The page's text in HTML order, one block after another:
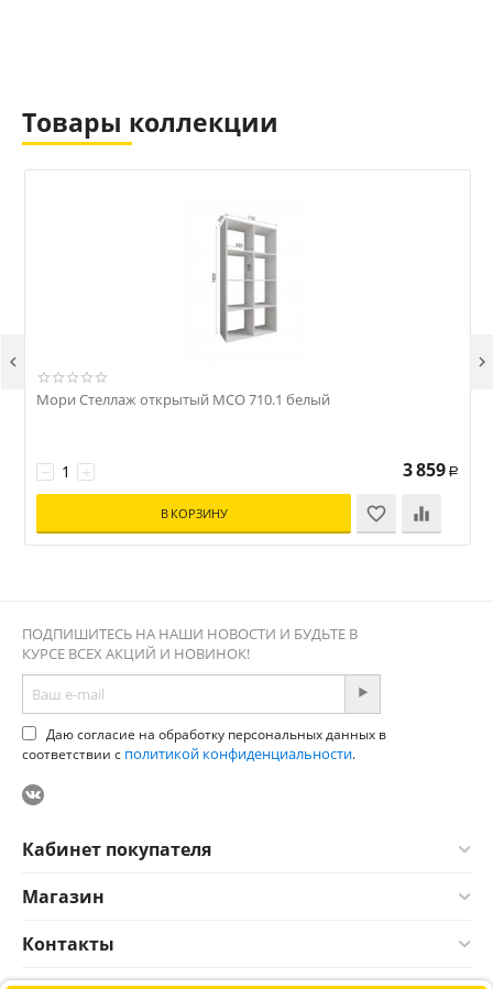
Товары коллекции
Мори Стеллаж открытый МСО 710.1 белый
+
− 3 859 Р
В КОРЗИНУ
 
ПОДПИШИТЕСЬ НА НАШИ НОВОСТИ И БУДЬТЕ В
КУРСЕ ВСЕХ АКЦИЙ И НОВИНОК!
Даю согласие на обработку персональных данных в
соответствии с политикой конфиденциальности.
Кабинет покупателя
Магазин
Контакты